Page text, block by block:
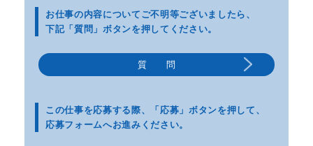
お仕事の内容についてご不明等ございましたら、
下記「質問」ボタンを押してください。
この仕事を応募する際、
「応募」ボタンを押して、
応募フォームへお進みください。
質 問